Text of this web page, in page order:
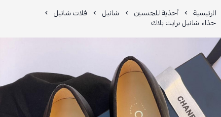
الرئيسية أحذية للجنسين شانيل فلات شانيل
حذاء شانيل برايت بلاك